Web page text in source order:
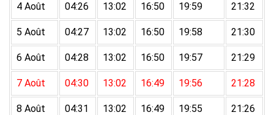
4 Août 04:26 13:02 16:50 19:59 21:32
5 Août 04:27 13:02 16:50 19:58 21:30
6 Août 04:28 13:02 16:50 19:57 21:29
7 Août 04:30 13:02 16:49 19:56 21:28
8 Août 04:31 13:02 16:49 19:55 21:26